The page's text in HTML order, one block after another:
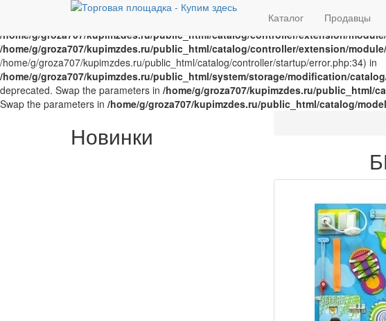
: Trying to access array offset on value of type bool in
/home/g/groza707/kupimzdes.ru/public_html/
/home/g/groza707/kupimzdes.ru/public_html/catalog/controller/extension/
/home/g/groza707/kupimzdes.ru/public_html/catalog/controller/extension/
/home/g/groza707/kupimzdes.ru/public_html/catalog/controller/startup/error.php:34) in
/home/g/groza707/kupimzdes.ru/public_html/system/storage/modification/
deprecated. Swap the parameters in /home/g/groza707/kupimzdes.ru/public_html/
Swap the parameters in /home/g/groza707/kupimzdes.ru/public_html/catalog/
Каталог Продавцы
Новинки